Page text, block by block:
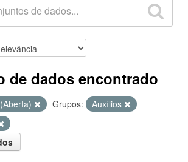
de dados encontrado
Grupos:
Auxílios